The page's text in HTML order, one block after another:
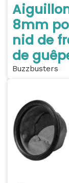
8mm
nid de
de
Buzzbusters